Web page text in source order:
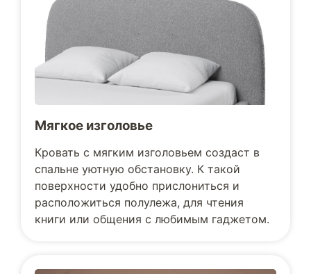
Мягкое изголовье
Кровать с мягким изголовьем создаст в
спальне уютную обстановку. К такой
поверхности удобно прислониться и
расположиться полулежа, для чтения
книги или общения с любимым гаджетом.